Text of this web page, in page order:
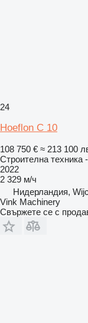
24
Hoeflon C 10
108 750 € ≈ 213 100
Строителна техника
2022
2 329 м/ч
Нидерландия,
Vink Machinery
Свържете се с